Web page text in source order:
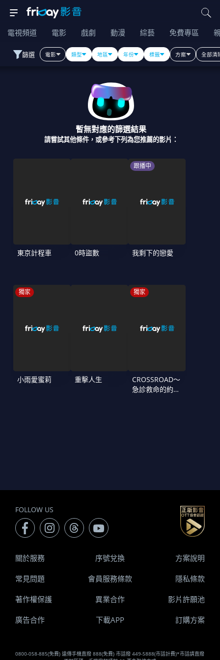
電視頻道 電影 戲劇 動漫 綜藝 免費專區
篩選 電影 類型 地區 年份 標籤 方案 全部清
暫無對應的篩選結果
請嘗試其他條件，或參考下列為您推薦的影片：
東京計程車 0時盜數
跟播中
我剩下的戀愛
獨家
小雨愛蜜莉 重擊人生
獨家
CROSSROAD～
急診救命的約定
FOLLOW US
0800-058-885(免費) 遠傳手機直撥 888(免費) 市話撥 449-5888(市話計費)*市話請直撥
關於服務 序號兌換 方案說明
常見問題 會員服務條款 隱私條款
著作權保護 異業合作 影片許願池
廣告合作 下載APP 訂購方案